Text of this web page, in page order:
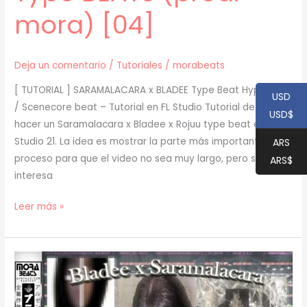
mora) [04]
Deja un comentario / Tutoriales /morabeats
[ TUTORIAL ] SARAMALACARA x BLADEE Type Beat Hyperpop
/ Scenecore beat – Tutorial en FL Studio Tutorial de cómo
hacer un Saramalacara x Bladee x Rojuu type beat en FL
Studio 21. La idea es mostrar la parte más importante del
proceso para que el video no sea muy largo, pero si te
interesa
[
]
Cómo
hacer
SARAMALACARA
Leer más »
USD
USD$
ARS
ARS$